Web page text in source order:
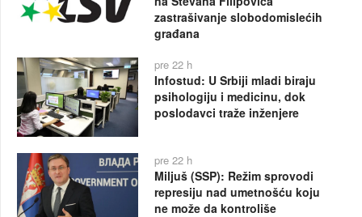
zastrašivanje slobodomislećih
građana
pre 22 h
Infostud: U Srbiji mladi biraju
psihologiju i medicinu, dok
poslodavci traže inženjere
pre 22 h
Miljuš (SSP): Režim sprovodi
represiju nad umetnošću koju
ne može da kontroliše